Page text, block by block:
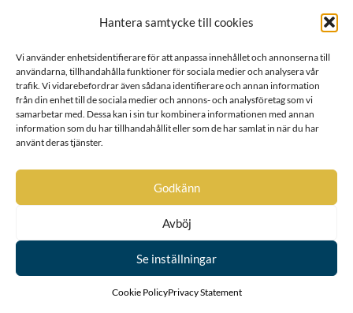
Hantera samtycke till cookies
Vi använder enhetsidentifierare för att anpassa innehållet och annonserna till
användarna, tillhandahålla funktioner för sociala medier och analysera vår
trafik. Vi vidarebefordrar även sådana identifierare och annan information
från din enhet till de sociala medier och annons- och analysföretag som vi
samarbetar med. Dessa kan i sin tur kombinera informationen med annan
information som du har tillhandahållit eller som de har samlat in när du har
använt deras tjänster.
Godkänn
Avböj
Se inställningar
Cookie PolicyPrivacy Statement
von Heidenstam
1841
von Heland
1669
von Hempel
1670
von Henel
1928
Hercules
1896 B
von Hermansson
256
von Hermansson
90
von Hermansson
1853
Hertell
82
von Hessenstein
Hjärne
Ointroducerad
Hjärne
Hoenstierna